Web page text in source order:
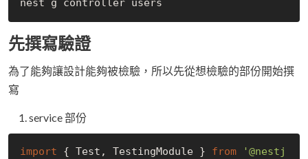
先撰寫驗證
為了能夠讓設計能夠被檢驗，所以先從想檢驗的部份開始撰
寫
service 部份
import { Test, TestingModule } from
'@nestj